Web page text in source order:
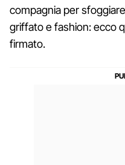
compagnia per
griffato e fashion: ecco
firmato.